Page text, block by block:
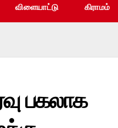
விளையாட்டு கிராமம்
பகலாக